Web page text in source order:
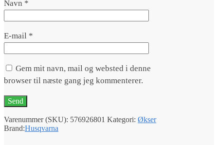
Navn *
E-mail *
Gem mit navn, mail og websted i denne
browser til næste gang jeg kommenterer.
Varenummer (SKU): 576926801 Kategori: Økser
Brand:Husqvarna